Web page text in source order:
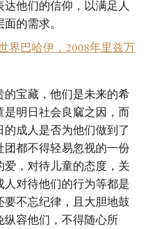
他们的信仰，以满足人
的需求。
界巴哈伊，2008年里兹万
宝藏，他们是未来的希
明日社会良窳之因，而
成人是否为他们做到了
都不得轻易忽视的一份
，对待儿童的态度，关
对待他们的行为等都是
不忘纪律，且大胆地鼓
容他们，不得随心所